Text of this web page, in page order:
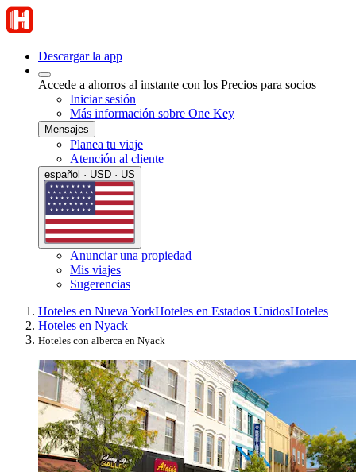
Descargar la app
Accede a ahorros al instante con los Precios para socios
Iniciar sesión
Más información sobre One Key
Mensajes
Planea tu viaje
Atención al cliente
español · USD · US
Anunciar una propiedad
Mis viajes
Sugerencias
Hoteles en Nueva YorkHoteles en Estados UnidosHoteles
Hoteles en Nyack
Hoteles con alberca en Nyack